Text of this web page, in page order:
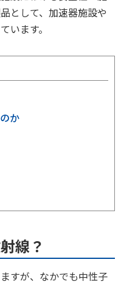
として、加速器施設や
います。
か
線？
すが、なかでも中性子